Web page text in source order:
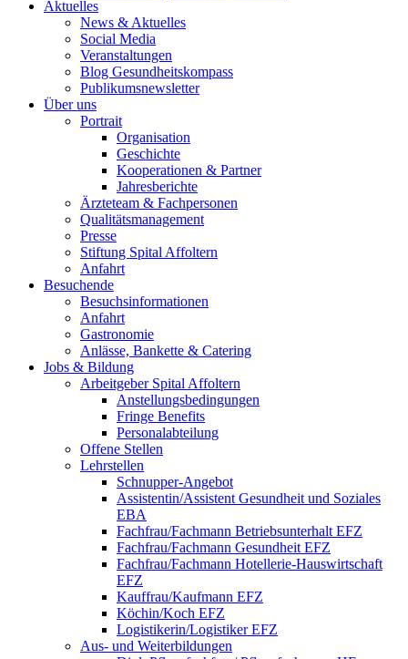
Aktuelles
News & Aktuelles
Social Media
Veranstaltungen
Blog Gesundheitskompass
Publikumsnewsletter
Über uns
Portrait
Organisation
Geschichte
Kooperationen & Partner
Jahresberichte
Ärzteteam & Fachpersonen
Qualitätsmanagement
Presse
Stiftung Spital Affoltern
Anfahrt
Besuchende
Besuchsinformationen
Anfahrt
Gastronomie
Anlässe, Bankette & Catering
Jobs & Bildung
Arbeitgeber Spital Affoltern
Anstellungsbedingungen
Fringe Benefits
Personalabteilung
Offene Stellen
Lehrstellen
Schnupper-Angebot
Assistentin/Assistent Gesundheit und Soziales
EBA
Fachfrau/Fachmann Betriebsunterhalt EFZ
Fachfrau/Fachmann Gesundheit EFZ
Fachfrau/Fachmann Hotellerie-Hauswirtschaft
EFZ
Kauffrau/Kaufmann EFZ
Köchin/Koch EFZ
Logistikerin/Logistiker EFZ
Aus- und Weiterbildungen